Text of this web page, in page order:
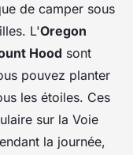
de camper sous
L'Oregon
Hood sont
pouvez planter
les étoiles. Ces
sur la Voie
la journée,